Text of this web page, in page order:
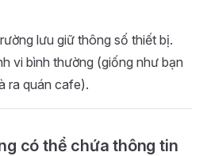
lưu giữ thông số thiết bị.
vi bình thường (giống như bạn
ra quán cafe).
có thể chứa thông tin